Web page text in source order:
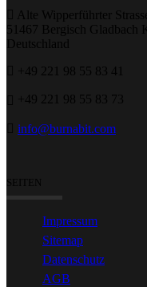
Alte Wipperführter
51467 Bergisch Gladbach
Deutschland
+49 221 98 55 83 41
+49 221 98 55 83 73
info@burnabit.com
SEITEN
Impressum
Sitemap
Datenschutz
AGB